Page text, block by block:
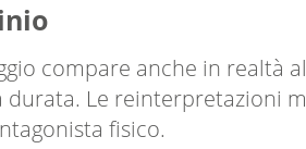
compare anche in realtà
Le reinterpretazioni
fisico.